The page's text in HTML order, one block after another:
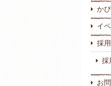
か
イ
採
採
お